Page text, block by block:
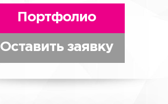
Портфолио
Оставить заявку